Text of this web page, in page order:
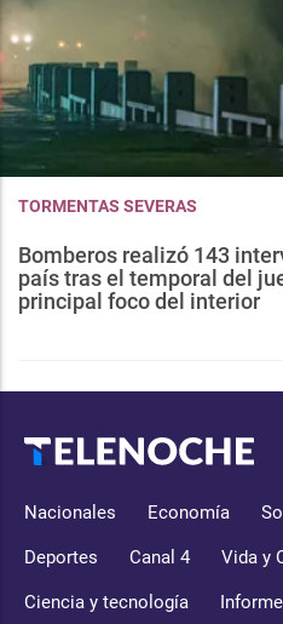
TORMENTAS SEVERAS
Bomberos realizó 143
país tras el temporal del
principal foco del interior
Nacionales Economía
Deportes Canal 4 Vida y
Ciencia y tecnología